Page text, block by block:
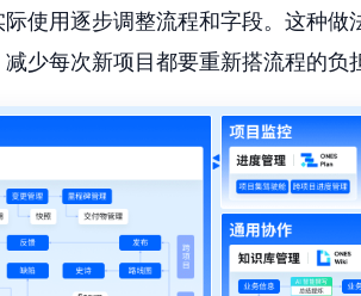
使用逐步调整流程和字段。这种做
少每次新项目都要重新搭流程的负